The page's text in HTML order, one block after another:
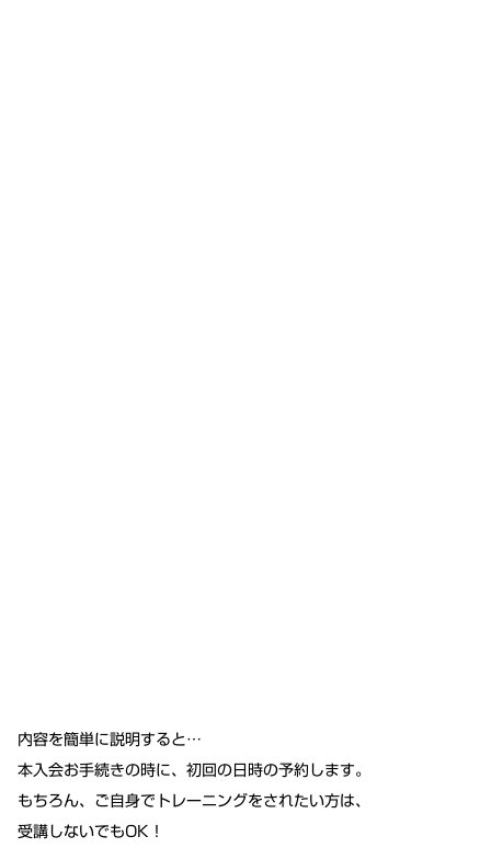
内容を簡単に説明すると…
本入会お手続きの時に、初回の日時の予約します。
もちろん、ご自身でトレーニングをされたい方は、
受講しないでもOK！